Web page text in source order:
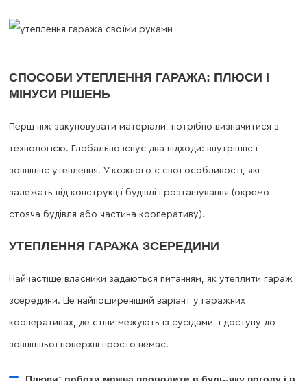
СПОСОБИ УТЕПЛЕННЯ ГАРАЖА: ПЛЮСИ І
МІНУСИ РІШЕНЬ
Перш ніж закуповувати матеріали, потрібно визначитися з
технологією. Глобально існує два підходи: внутрішнє і
зовнішнє утеплення. У кожного є свої особливості, які
залежать від конструкції будівлі і розташування (окремо
стояча будівля або частина кооперативу).
УТЕПЛЕННЯ ГАРАЖА ЗСЕРЕДИНИ
Найчастіше власники задаються питанням, як утеплити гараж
зсередини. Це найпоширеніший варіант у гаражних
кооперативах, де стіни межують із сусідами, і доступу до
зовнішньої поверхні просто немає.
Плюси: роботи можна проводити в будь-яку погоду і в